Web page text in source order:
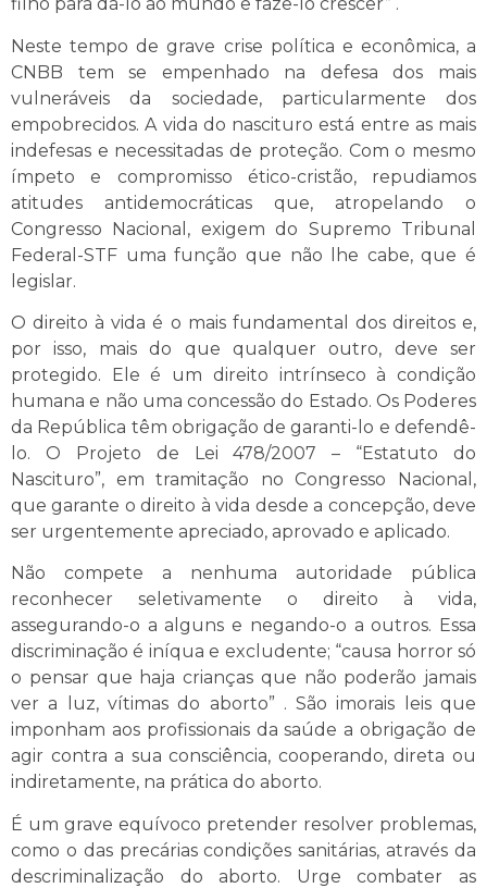
Neste tempo de grave crise política e econômica, a
CNBB tem se empenhado na defesa dos mais
vulneráveis da sociedade, particularmente dos
empobrecidos. A vida do nascituro está entre as mais
indefesas e necessitadas de proteção. Com o mesmo
ímpeto e compromisso ético-cristão, repudiamos
atitudes antidemocráticas que, atropelando o
Congresso Nacional, exigem do Supremo Tribunal
Federal-STF uma função que não lhe cabe, que é
legislar.
O direito à vida é o mais fundamental dos direitos e,
por isso, mais do que qualquer outro, deve ser
protegido. Ele é um direito intrínseco à condição
humana e não uma concessão do Estado. Os Poderes
da República têm obrigação de garanti-lo e defendê-
lo. O Projeto de Lei 478/2007 – “Estatuto do
Nascituro”, em tramitação no Congresso Nacional,
que garante o direito à vida desde a concepção, deve
ser urgentemente apreciado, aprovado e aplicado.
Não compete a nenhuma autoridade pública
reconhecer seletivamente o direito à vida,
assegurando-o a alguns e negando-o a outros. Essa
discriminação é iníqua e excludente; “causa horror só
o pensar que haja crianças que não poderão jamais
ver a luz, vítimas do aborto” . São imorais leis que
imponham aos profissionais da saúde a obrigação de
agir contra a sua consciência, cooperando, direta ou
indiretamente, na prática do aborto.
É um grave equívoco pretender resolver problemas,
como o das precárias condições sanitárias, através da
descriminalização do aborto. Urge combater as